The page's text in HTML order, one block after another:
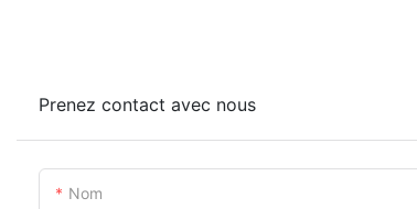
Prenez contact avec nous
Nom